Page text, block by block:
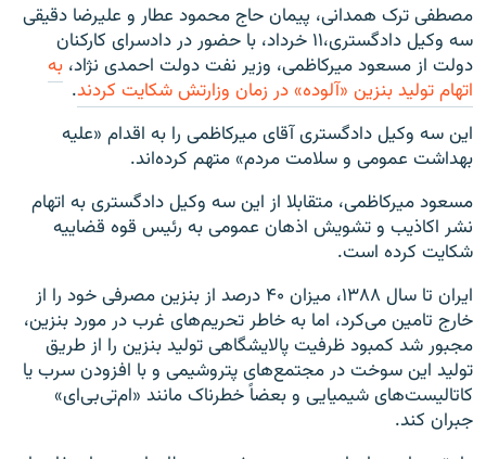
مصطفی ترک همدانی، پیمان حاج محمود عطار و علیرضا دقیقی
سه وکیل دادگستری،۱۱ خرداد، با حضور در دادسرای کارکنان
دولت از مسعود میرکاظمی، وزیر نفت دولت احمدی نژاد، به
اتهام تولید بنزین «آلوده» در زمان وزارتش شکایت کردند.
این سه وکیل دادگستری آقای میرکاظمی را به اقدام «علیه
بهداشت عمومی و سلامت مردم» متهم کرده‌اند.
مسعود میرکاظمی، متقابلا از این سه وکیل دادگستری به اتهام
نشر اکاذیب و تشویش اذهان عمومی به رئیس قوه قضاییه
شکایت کرده است.
ایران تا سال ۱۳۸۸، میزان ۴۰ درصد از بنزین مصرفی خود را از
خارج تامین می‌کرد، اما به خاطر تحریم‌های غرب در مورد بنزین،
مجبور شد کمبود ظرفیت پالایشگاهی تولید بنزین را از طریق
تولید این سوخت در مجتمع‌های پتروشیمی و با افزودن سرب یا
کاتالیست‌های شیمیایی و بعضاً خطرناک مانند «ام‌تی‌بی‌ای»
جبران کند.